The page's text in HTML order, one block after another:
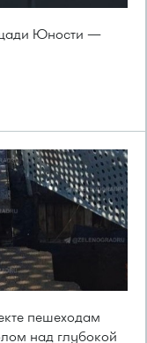
Юности —
пешеходам
над глубокой